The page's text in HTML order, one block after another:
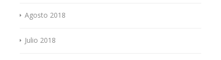
Agosto 2018
Julio 2018